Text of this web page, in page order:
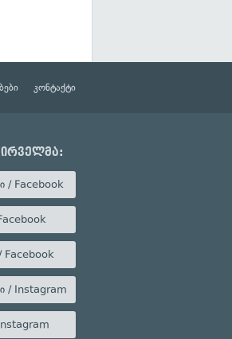
კონტაქტი
/ Facebook
/ Facebook
/ Instagram